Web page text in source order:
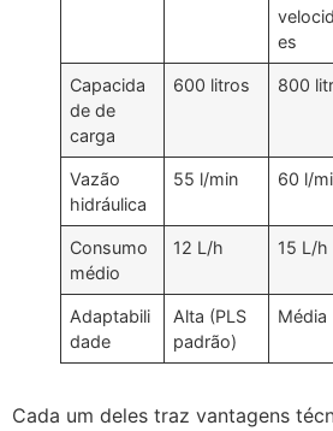
es
Capacida
de de
carga
600 litros 800
Vazão
hidráulica
55 l/min 60 l/
Consumo
médio
12 L/h 15 L/h
Adaptabili
dade
Alta (PLS
padrão)
Média
Cada um deles traz vantagens